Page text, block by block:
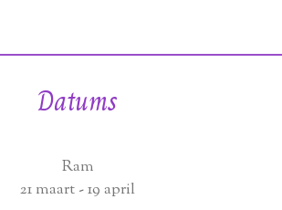
Datums
Ram
21 maart - 19 april